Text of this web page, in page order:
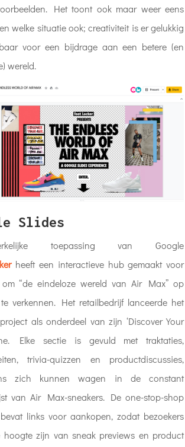
Het toont ook maar weer eens
welke situatie ook; creativiteit is er gelukkig
voor een bijdrage aan een betere (en
wereld.
Slides
toepassing van Google
heeft een interactieve hub gemaakt voor
om “de eindeloze wereld van Air Max” op
verkennen. Het retailbedrijf lanceerde het
als onderdeel van zijn ‘Discover Your
Elke sectie is gevuld met traktaties,
trivia-quizzen en productdiscussies,
zich kunnen wagen in de constant
van Air Max-sneakers. De one-stop-shop
links voor aankopen, zodat bezoekers
zijn van sneak previews en product